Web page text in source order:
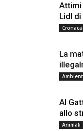
Attimi
Lidl di
Cronaca
La
Al
allo
Animali